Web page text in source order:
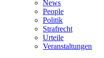
News
People
Politik
Strafrecht
Urteile
Veranstaltungen